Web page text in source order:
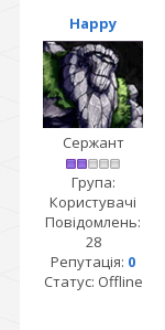
Happy
Сержант
Група:
Користувачі
Повідомлень:
28
Репутація: 0
Статус: Offline